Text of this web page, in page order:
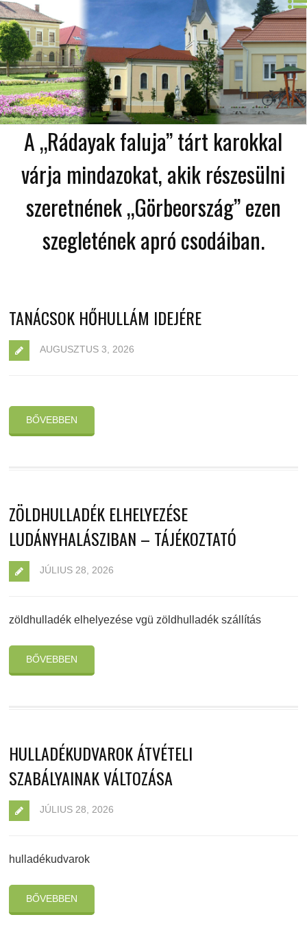
A „Rádayak faluja” tárt karokkal
várja mindazokat, akik részesülni
szeretnének „Görbeország” ezen
szegletének apró csodáiban.
TANÁCSOK HŐHULLÁM IDEJÉRE
AUGUSZTUS 3, 2026
BŐVEBBEN
ZÖLDHULLADÉK ELHELYEZÉSE
LUDÁNYHALÁSZIBAN – TÁJÉKOZTATÓ
JÚLIUS 28, 2026
zöldhulladék elhelyezése vgü zöldhulladék szállítás
BŐVEBBEN
HULLADÉKUDVAROK ÁTVÉTELI
SZABÁLYAINAK VÁLTOZÁSA
JÚLIUS 28, 2026
hulladékudvarok
BŐVEBBEN